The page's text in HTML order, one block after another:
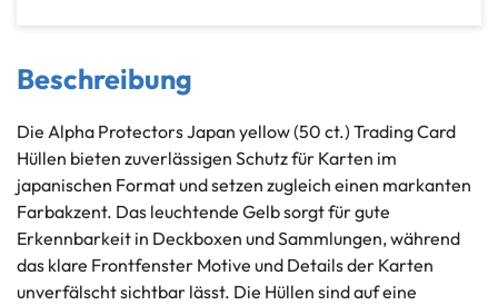
Beschreibung
Die Alpha Protectors Japan yellow (50 ct.) Trading Card
Hüllen bieten zuverlässigen Schutz für Karten im
japanischen Format und setzen zugleich einen markanten
Farbakzent. Das leuchtende Gelb sorgt für gute
Erkennbarkeit in Deckboxen und Sammlungen, während
das klare Frontfenster Motive und Details der Karten
unverfälscht sichtbar lässt. Die Hüllen sind auf eine